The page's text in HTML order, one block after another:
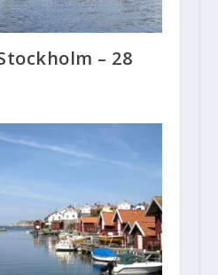
– 28